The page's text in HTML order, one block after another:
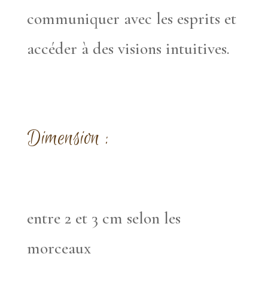
communiquer avec les esprits et
accéder à des visions intuitives.
Dimension :
entre 2 et 3 cm selon les
morceaux